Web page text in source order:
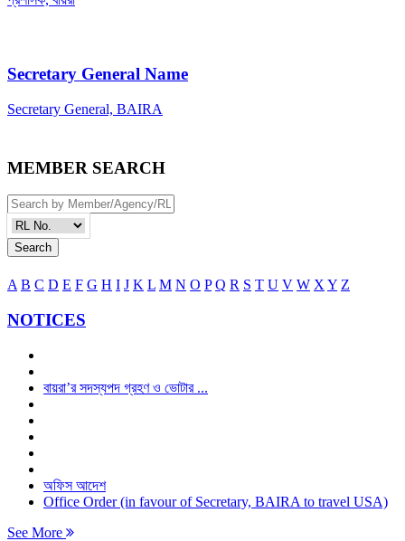
Secretary General Name
Secretary General, BAIRA
MEMBER SEARCH
Search
A B C D E F G H I J K L M N O P Q R S T U V W XY Z
NOTICES
বায়রা’র সদস্যপদ গ্রহণ ও ভোটার ...
অফিস আদেশ
Office Order (in favour of Secretary, BAIRA to travel USA)
See More